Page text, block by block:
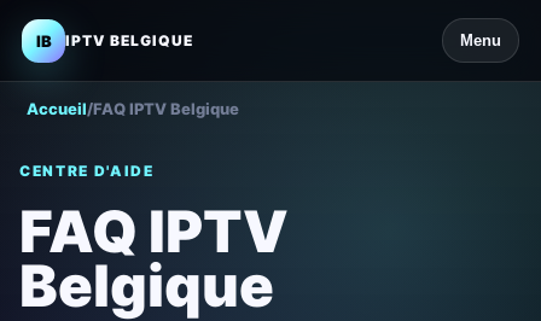
IB IPTV BELGIQUE Menu
Accueil/FAQ IPTV Belgique
CENTRE D'AIDE
FAQ IPTV
Belgique